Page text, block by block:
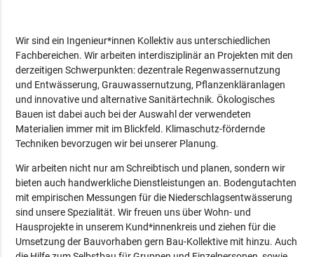
Wir sind ein Ingenieur*innen Kollektiv aus unterschiedlichen
Fachbereichen. Wir arbeiten interdisziplinär an Projekten mit den
derzeitigen Schwerpunkten: dezentrale Regenwassernutzung
und Entwässerung, Grauwassernutzung, Pflanzenkläranlagen
und innovative und alternative Sanitärtechnik. Ökologisches
Bauen ist dabei auch bei der Auswahl der verwendeten
Materialien immer mit im Blickfeld. Klimaschutz-fördernde
Techniken bevorzugen wir bei unserer Planung.
Wir arbeiten nicht nur am Schreibtisch und planen, sondern wir
bieten auch handwerkliche Dienstleistungen an. Bodengutachten
mit empirischen Messungen für die Niederschlagsentwässerung
sind unsere Spezialität. Wir freuen uns über Wohn- und
Hausprojekte in unserem Kund*innenkreis und ziehen für die
Umsetzung der Bauvorhaben gern Bau-Kollektive mit hinzu. Auch